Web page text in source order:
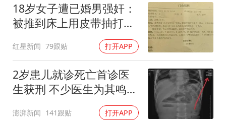
18岁女子遭已婚男强奸：
被推到床上用皮带抽打后
红星新闻 79跟贴 打开APP
2岁患儿就诊死亡首诊医
生获刑 不少医生为其鸣不
澎湃新闻 141跟贴 打开APP